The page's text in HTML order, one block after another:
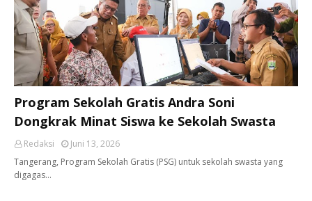
Program Sekolah Gratis Andra Soni
Dongkrak Minat Siswa ke Sekolah Swasta
Redaksi
Juni 13, 2026
Tangerang, ​Program Sekolah Gratis (PSG) untuk sekolah swasta yang
digagas…